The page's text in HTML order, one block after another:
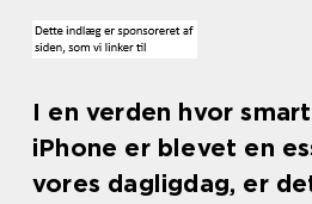
I en verden hvor
iPhone er blevet en
vores dagligdag, er